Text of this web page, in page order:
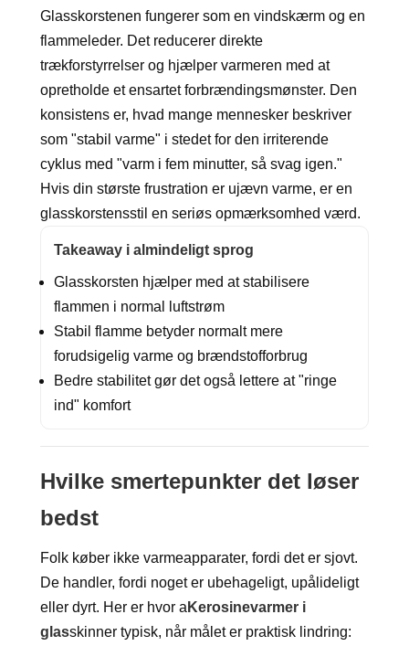
Glasskorstenen fungerer som en vindskærm og en
flammeleder. Det reducerer direkte
trækforstyrrelser og hjælper varmeren med at
opretholde et ensartet forbrændingsmønster. Den
konsistens er, hvad mange mennesker beskriver
som "stabil varme" i stedet for den irriterende
cyklus med "varm i fem minutter, så svag igen."
Hvis din største frustration er ujævn varme, er en
glasskorstensstil en seriøs opmærksomhed værd.
Takeaway i almindeligt sprog
Glasskorsten hjælper med at stabilisere
flammen i normal luftstrøm
Stabil flamme betyder normalt mere
forudsigelig varme og brændstofforbrug
Bedre stabilitet gør det også lettere at "ringe
ind" komfort
Hvilke smertepunkter det løser
bedst
Folk køber ikke varmeapparater, fordi det er sjovt.
De handler, fordi noget er ubehageligt, upålideligt
eller dyrt. Her er hvor a Kerosinevarmer i
glasskinner typisk, når målet er praktisk lindring: